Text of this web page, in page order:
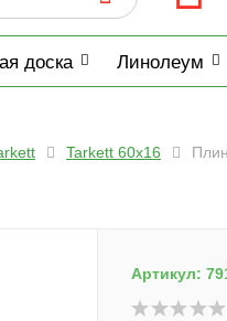
доска Линолеум
Tarkett 60x16
Артикул: